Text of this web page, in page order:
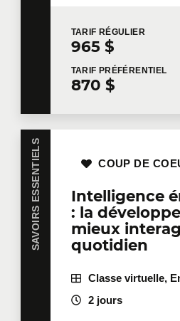
Téléphone
Entreprise
Nombre de participants
TARIF RÉGULIER
965 $
TARIF PRÉFÉRENTIEL
870 $
SAVOIRS ESSENTIELS
Intelligence
: la
mieux
quotidien
COUP DE
Classe virtuelle,
2 jours